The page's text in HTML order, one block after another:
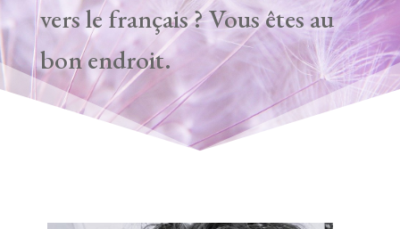
vers le français ? Vous êtes au
bon endroit.